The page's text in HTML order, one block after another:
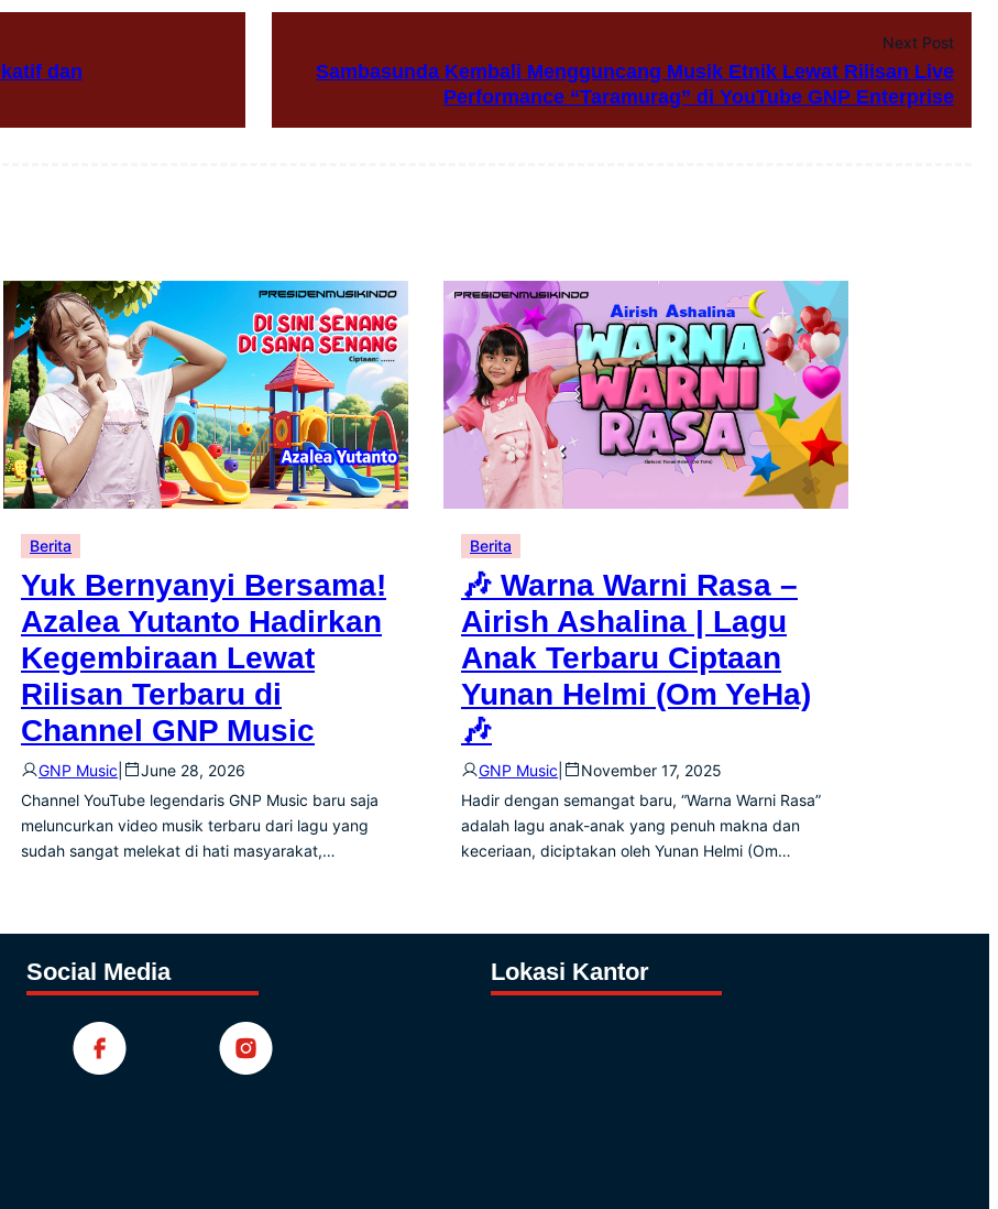
dan
Next Post
Sambasunda Kembali Mengguncang Musik Etnik Lewat Rilisan Live
Performance “Taramurag” di YouTube GNP Enterprise
Berita
Yuk Bernyanyi Bersama!
Azalea Yutanto Hadirkan
Kegembiraan Lewat
Rilisan Terbaru di
Channel GNP Music
GNP Music
June 28, 2026
Channel YouTube legendaris GNP Music baru saja
meluncurkan video musik terbaru dari lagu yang
sudah sangat melekat di hati masyarakat,…
Berita
🎶 Warna Warni Rasa –
Airish Ashalina | Lagu
Anak Terbaru Ciptaan
Yunan Helmi (Om YeHa)
🎶
GNP Music
November 17, 2025
Hadir dengan semangat baru, “Warna Warni Rasa”
adalah lagu anak-anak yang penuh makna dan
keceriaan, diciptakan oleh Yunan Helmi (Om…
Social Media Lokasi Kantor